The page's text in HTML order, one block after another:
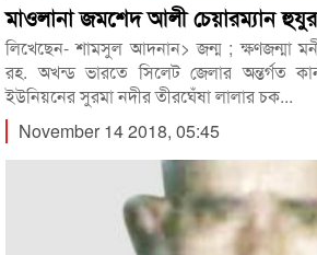
মাওলানা জমশেদ আলী চেয়ারম্যান
লিখেছেন- শামসুল আদনান> জন্ম ; ক্ষণজন্মা
রহ. অখন্ড ভারতে সিলেট জেলার অন্তর্গত
ইউনিয়নের সুরমা নদীর তীরঘেঁষা লালার চক...
November 14 2018, 05:45